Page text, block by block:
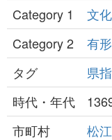
Category 1
文
Category 2
有
タグ
県
時代・年代
市町村
松